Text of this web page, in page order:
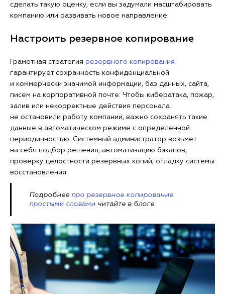
сделать такую оценку, если вы задумали масштабировать
компанию или развивать новое направление.
Настроить резервное копирование
Грамотная стратегия резервного копирования
гарантирует сохранность конфиденциальной
и коммерчески значимой информации, баз данных, сайта,
писем на корпоративной почте. Чтобы кибератака, пожар,
залив или некорректные действия персонала
не остановили работу компании, важно сохранять такие
данные в автоматическом режиме с определенной
периодичностью. Системный администратор возьмет
на себя подбор решения, автоматизацию бэкапов,
проверку целостности резервных копий, отладку системы
восстановления.
Подробнее про резервное копирование
простыми словами читайте в блоге.